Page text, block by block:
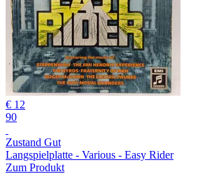
€ 12
90
Zustand Gut
Langspielplatte - Various - Easy Rider
Zum Produkt